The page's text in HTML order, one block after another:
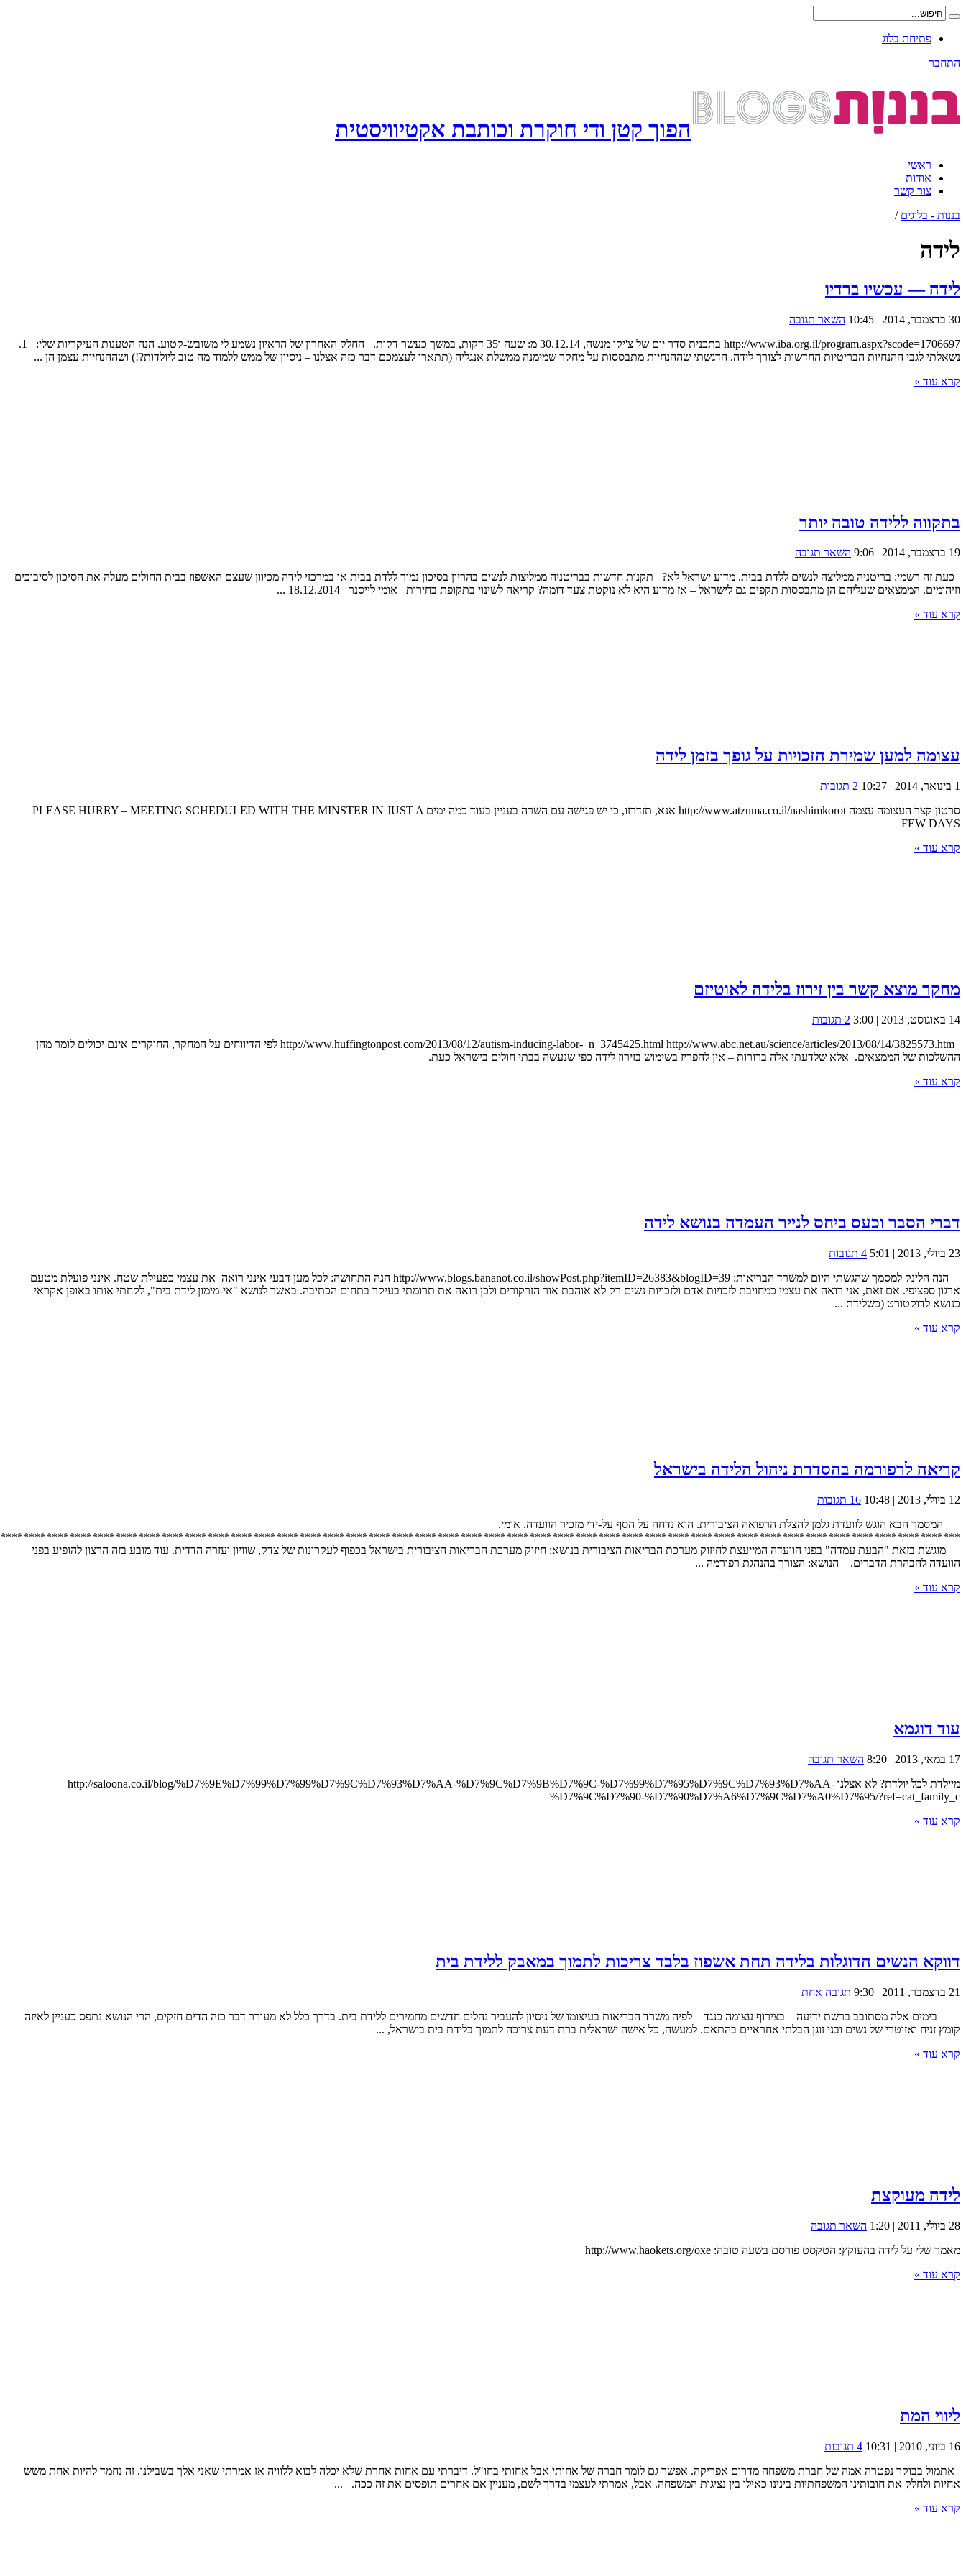
פתיחת בלוג
התחבר
הפוך קטן ודי חוקרת וכותבת אקטיוויסטית
ראשי
אודות
צור קשר
בננות - בלוגים /
לידה
לידה — עכשיו ברדיו
30 בדצמבר, 2014 | 10:45
השאר תגובה
http://www.iba.org.il/program.aspx?scode=1706697 בתכנית סדר יום של צ'יקו מנשה, 30.12.14 מ: שעה ו35 דקות, במשך כעשר דקות. החלק האחרון של הראיון נשמע לי משובש-קטוע. הנה הטענות העיקריות שלי: 1.
נשאלתי לגבי ההנחיות הבריטיות החדשות לצורך לידה. הדגשתי שההנחיות מתבססות על מחקר שמימנה ממשלת אנגליה (תתארו לעצמכם דבר כזה אצלנו – ניסיון של ממש ללמוד מה טוב ליולדות?!) ושההנחיות עצמן הן ...
קרא עוד »
בתקווה ללידה טובה יותר
19 בדצמבר, 2014 | 9:06
השאר תגובה
כעת זה רשמי: בריטניה ממליצה לנשים ללדת בבית. מדוע ישראל לא? תקנות חדשות בבריטניה ממליצות לנשים בהריון בסיכון נמוך ללדת בבית או במרכזי לידה מכיוון שעצם האשפוז בבית החולים מעלה את הסיכון לסיבוכים
וזיהומים. הממצאים שעליהם הן מתבססות תקפים גם לישראל – אז מדוע היא לא נוקטת צעד דומה? קריאה לשינוי בתקופת בחירות אומי לייסנר 18.12.2014 ...
קרא עוד »
עצומה למען שמירת הזכויות על גופך בזמן לידה
1 בינואר, 2014 | 10:27
2 תגובות
סרטון קצר העצומה עצמה http://www.atzuma.co.il/nashimkorot אנא, תזדרזו, כי יש פגישה עם השרה בעניין בעוד כמה ימים PLEASE HURRY – MEETING SCHEDULED WITH THE MINSTER IN JUST A
FEW DAYS
קרא עוד »
מחקר מוצא קשר בין זירוז בלידה לאוטיזם
14 באוגוסט, 2013 | 3:00
2 תגובות
http://www.huffingtonpost.com/2013/08/12/autism-inducing-labor-_n_3745425.html http://www.abc.net.au/science/articles/2013/08/14/3825573.htm לפי הדיווחים על המחקר, החוקרים אינם יכולים לומר מהן
ההשלכות של הממצאים. אלא שלדעתי אלה ברורות – אין להפריז בשימוש בזירוז לידה כפי שנעשה בבתי חולים בישראל כעת.
קרא עוד »
דברי הסבר וכעס ביחס לנייר העמדה בנושא לידה
23 ביולי, 2013 | 5:01
4 תגובות
הנה הלינק למסמך שהגשתי היום למשרד הבריאות: http://www.blogs.bananot.co.il/showPost.php?itemID=26383&blogID=39 הנה התחושה: לכל מען דבעי אינני רואה את עצמי כפעילת שטח. אינני פועלת מטעם
ארגון ספציפי. אם זאת, אני רואה את עצמי כמחויבת לזכויות אדם ולזכויות נשים רק לא אוהבת אור הזרקורים ולכן רואה את תרומתי בעיקר בתחום הכתיבה. באשר לנושא "אי-מימון לידת בית", לקחתי אותו באופן אקראי
כנושא לדוקטורט (כשלידת ...
קרא עוד »
קריאה לרפורמה בהסדרת ניהול הלידה בישראל
12 ביולי, 2013 | 10:48
16 תגובות
המסמך הבא הוגש לוועדת גלמן להצלת הרפואה הציבורית. הוא נדחה על הסף על-ידי מזכיר הוועדה. אומי.
מוגשת בזאת "הבעת עמדה" בפני הוועדה המייעצת לחיזוק מערכת הבריאות הציבורית בנושא: חיזוק מערכת הבריאות הציבורית בישראל בכפוף לעקרונות של צדק, שוויון ועזרה הדדית. עוד מובע בזה הרצון להופיע בפני
הוועדה להבהרת הדברים. הנושא: הצורך בהנהגת רפורמה ...
קרא עוד »
עוד דוגמא
17 במאי, 2013 | 8:20
השאר תגובה
מיילדת לכל יולדת? לא אצלנו http://saloona.co.il/blog/%D7%9E%D7%99%D7%99%D7%9C%D7%93%D7%AA-%D7%9C%D7%9B%D7%9C-%D7%99%D7%95%D7%9C%D7%93%D7%AA-
%D7%9C%D7%90-%D7%90%D7%A6%D7%9C%D7%A0%D7%95/?ref=cat_family_c
קרא עוד »
דווקא הנשים הדוגלות בלידה תחת אשפוז בלבד צריכות לתמוך במאבק ללידת בית
21 בדצמבר, 2011 | 9:30
תגובה אחת
בימים אלה מסתובב ברשת ידיעה – בצירוף עצומה כנגד – לפיה משרד הבריאות בעיצומו של ניסיון להעביר נהלים חדשים מחמירים ללידת בית. בדרך כלל לא מעורר דבר כזה הדים חזקים, הרי הנושא נתפס כעניין לאיזה
קומץ זניח ואזוטרי של נשים ובני זוגן הבלתי אחראיים בהתאם. למעשה, כל אישה ישראלית ברת דעת צריכה לתמוך בלידת בית בישראל, ...
קרא עוד »
לידה מעוקצת
28 ביולי, 2011 | 1:20
השאר תגובה
מאמר שלי על לידה בהעוקץ: הטקסט פורסם בשעה טובה: http://www.haokets.org/oxe
קרא עוד »
ליווי המת
16 ביוני, 2010 | 10:31
4 תגובות
אתמול בבוקר נפטרה אמה של חברת משפחה מדרום אפריקה. אפשר גם לומר חברה של אחותי אבל אחותי בחו"ל. דיברתי עם אחות אחרת שלא יכלה לבוא ללוויה אז אמרתי שאני אלך בשבילנו. זה נחמד להיות אחת משש
אחיות ולחלק את חובותינו המשפחתיות בינינו כאילו בין נציגות המשפחה. אבל, אמרתי לעצמי בדרך לשם, מעניין אם אחרים תופסים את זה ככה. ...
קרא עוד »